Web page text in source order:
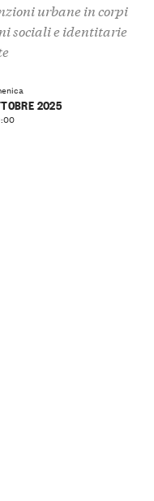
urbane in corpi
sociali e identitarie
2025